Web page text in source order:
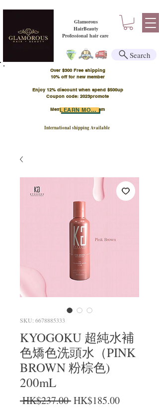
Glamorous
HairBeauty
Professional hair care
Over $300 Free shipping
​10% off for new member
Enjoy 12% discount when spend $500up
Coupon code: 2023promote
Member Points Program
International shipping Available
LEARN MORE
Search
SKU: 6678885333
KYOGOKU 超純水補
色矯色洗頭水（PINK
BROWN 粉棕色)
200mL
HK$237.00 Regular Price
HK$185.00Sale Price